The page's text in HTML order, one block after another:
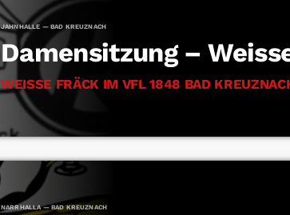
JAHNHALLE — BAD KREUZNACH
Damensitzung –
WEISSE FRÄCK IM VFL 1848 BAD KREUZNACH
NARRHALLA — BAD KREUZNACH